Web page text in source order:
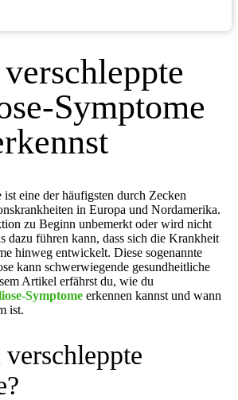
Symptome
eine der häufigsten durch Zecken
in Europa und Nordamerika.
zu Beginn unbemerkt oder wird nicht
dazu führen kann, dass sich die Krankheit
hinweg entwickelt. Diese sogenannte
kann schwerwiegende gesundheitliche
Artikel erfährst du, wie du
Symptome erkennen kannst und wann
ist.
verschleppte